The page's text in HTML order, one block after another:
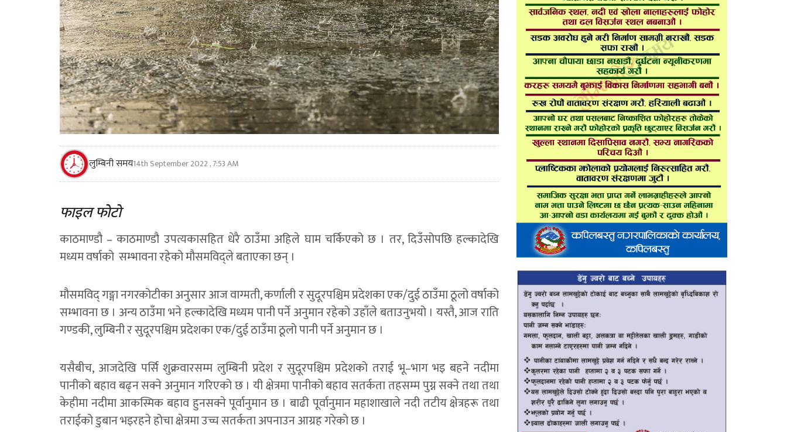
लुम्बिनी समय14th September 2022 , 7:53 AM
फाइल फाेटाे
काठमाण्डौ – काठमाण्डौ उपत्यकासहित धेरै ठाउँमा अहिले घाम चर्किएको छ । तर, दिउँसोपछि हल्कादेखि
मध्यम वर्षाको सम्भावना रहेको मौसमविद्ले बताएका छन् ।
मौसमविद् गङ्गा नगरकोटीका अनुसार आज वाग्मती, कर्णाली र सुदूरपश्चिम प्रदेशका एक/दुई ठाउँमा ठूलो वर्षाको
सम्भावना छ । अन्य ठाउँमा भने हल्कादेखि मध्यम पानी पर्ने अनुमान रहेको उहाँले बताउनुभयो । यस्तै, आज राति
गण्डकी, लुम्बिनी र सुदूरपश्चिम प्रदेशका एक/दुई ठाउँमा ठूलो पानी पर्ने अनुमान छ ।
यसैबीच, आजदेखि पर्सि शुक्रवारसम्म लुम्बिनी प्रदेश र सुदूरपश्चिम प्रदेशको तराई भू–भाग भइ बहने नदीमा
पानीको बहाव बढ्न सक्ने अनुमान गरिएको छ । यी क्षेत्रमा पानीको बहाव सतर्कता तहसम्म पुग्न सक्ने तथा तथा
केहीमा नदीमा आकस्मिक बहाव हुनसक्ने पूर्वानुमान छ । बाढी पूर्वानुमान महाशाखाले नदी तटीय क्षेत्रहरू तथा
तराईको डुबान भइरहने होचा क्षेत्रमा उच्च सतर्कता अपनाउन आग्रह गरेको छ ।